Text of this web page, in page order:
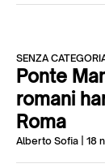
SENZA
Ponte
romani
Roma
Alberto Sofia | 18